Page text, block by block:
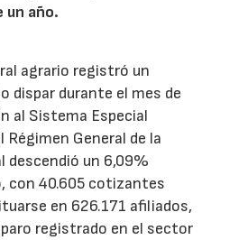
un año.
agrario registró un
dispar durante el mes de
al Sistema Especial
Régimen General de la
descendió un 6,09%
con 40.605 cotizantes
en 626.171 afiliados,
registrado en el sector